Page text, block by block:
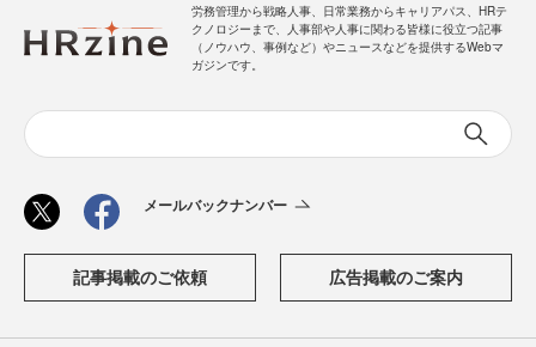
労務管理から戦略人事、日常業務からキャリアパス、HRテ
クノロジーまで、人事部や人事に関わる皆様に役立つ記事
（ノウハウ、事例など）やニュースなどを提供するWebマ
ガジンです。
メールバックナンバー
記事掲載のご依頼 広告掲載のご案内